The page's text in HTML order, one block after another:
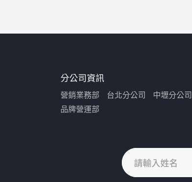
分公司資訊
營銷業務部 台北分公司 中壢分公司
品牌營運部